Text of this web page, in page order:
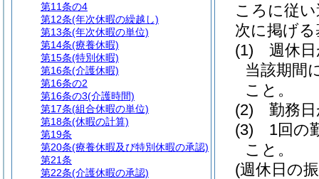
ころに従
次に掲げ
(1)
週休
当該期間
こと。
(2)
勤務
(3)
1回の
こと。
(週休日の
第11条の4
第12条(年次休暇の繰越し)
第13条(年次休暇の単位)
第14条(療養休暇)
第15条(特別休暇)
第16条(介護休暇)
第16条の2
第16条の3(介護時間)
第17条(組合休暇の単位)
第18条(休暇の計算)
第19条
第20条(療養休暇及び特別休暇の承認)
第21条
第22条(介護休暇の承認)